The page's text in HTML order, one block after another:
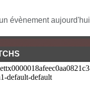
évènement aujourd'hui